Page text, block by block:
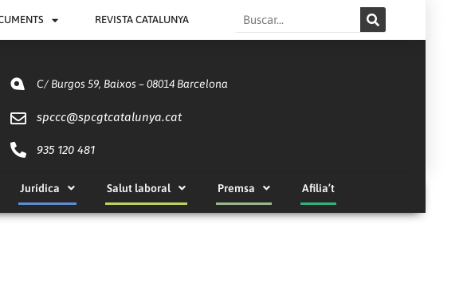
REVISTA CATALUNYA Search
C/ Burgos 59, Baixos – 08014 Barcelona
spccc@spcgtcatalunya.cat
935 120 481
Jurídica Salut laboral Premsa Afilia’t